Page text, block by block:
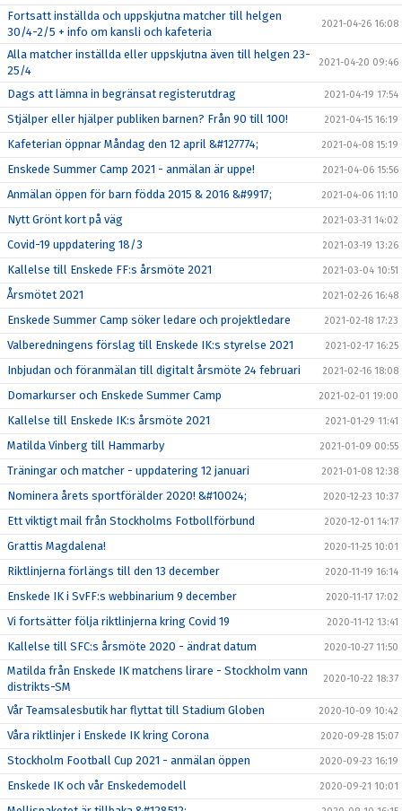
Fortsatt inställda och uppskjutna matcher till helgen
30/4-2/5 + info om kansli och kafeteria
2021-04-26 16:08
Alla matcher inställda eller uppskjutna även till helgen 23-
25/4
2021-04-20 09:46
Dags att lämna in begränsat registerutdrag 2021-04-19 17:54
Stjälper eller hjälper publiken barnen? Från 90 till 100! 2021-04-15 16:19
Kafeterian öppnar Måndag den 12 april &#127774; 2021-04-08 15:19
Enskede Summer Camp 2021 - anmälan är uppe! 2021-04-06 15:56
Anmälan öppen för barn födda 2015 & 2016 &#9917; 2021-04-06 11:10
Nytt Grönt kort på väg 2021-03-31 14:02
Covid-19 uppdatering 18/3 2021-03-19 13:26
Kallelse till Enskede FF:s årsmöte 2021 2021-03-04 10:51
Årsmötet 2021 2021-02-26 16:48
Enskede Summer Camp söker ledare och projektledare 2021-02-18 17:23
Valberedningens förslag till Enskede IK:s styrelse 2021 2021-02-17 16:25
Inbjudan och föranmälan till digitalt årsmöte 24 februari 2021-02-16 18:08
Domarkurser och Enskede Summer Camp 2021-02-01 19:00
Kallelse till Enskede IK:s årsmöte 2021 2021-01-29 11:41
Matilda Vinberg till Hammarby 2021-01-09 00:55
Träningar och matcher - uppdatering 12 januari 2021-01-08 12:38
Nominera årets sportförälder 2020! &#10024; 2020-12-23 10:37
Ett viktigt mail från Stockholms Fotbollförbund 2020-12-01 14:17
Grattis Magdalena! 2020-11-25 10:01
Riktlinjerna förlängs till den 13 december 2020-11-19 16:14
Enskede IK i SvFF:s webbinarium 9 december 2020-11-17 17:02
Vi fortsätter följa riktlinjerna kring Covid 19 2020-11-12 13:41
Kallelse till SFC:s årsmöte 2020 - ändrat datum 2020-10-27 11:50
Matilda från Enskede IK matchens lirare - Stockholm vann
distrikts-SM
2020-10-22 18:37
Vår Teamsalesbutik har flyttat till Stadium Globen 2020-10-09 10:42
Våra riktlinjer i Enskede IK kring Corona 2020-09-28 15:07
Stockholm Football Cup 2021 - anmälan öppen 2020-09-23 16:19
Enskede IK och vår Enskedemodell 2020-09-21 10:01